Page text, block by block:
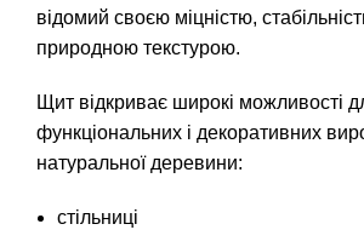
відомий своєю міцністю,
природною текстурою.
Щит відкриває широкі можливості
функціональних і декоративних
натуральної деревини:
стільниці